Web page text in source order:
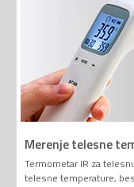
Merenje telesne
Termometar IR za
telesne temperature,